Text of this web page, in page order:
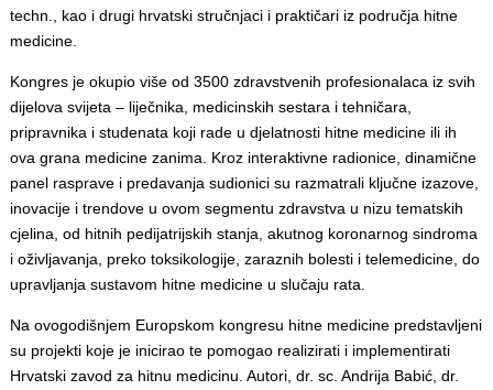
techn., kao i drugi hrvatski stručnjaci i praktičari iz područja hitne
medicine.
Kongres je okupio više od 3500 zdravstvenih profesionalaca iz svih
dijelova svijeta – liječnika, medicinskih sestara i tehničara,
pripravnika i studenata koji rade u djelatnosti hitne medicine ili ih
ova grana medicine zanima. Kroz interaktivne radionice, dinamične
panel rasprave i predavanja sudionici su razmatrali ključne izazove,
inovacije i trendove u ovom segmentu zdravstva u nizu tematskih
cjelina, od hitnih pedijatrijskih stanja, akutnog koronarnog sindroma
i oživljavanja, preko toksikologije, zaraznih bolesti i telemedicine, do
upravljanja sustavom hitne medicine u slučaju rata.
Na ovogodišnjem Europskom kongresu hitne medicine predstavljeni
su projekti koje je inicirao te pomogao realizirati i implementirati
Hrvatski zavod za hitnu medicinu. Autori, dr. sc. Andrija Babić, dr.